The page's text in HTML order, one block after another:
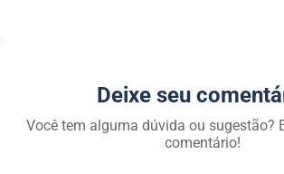
Deixe seu
Você tem alguma dúvida ou sugestão?
comentário!